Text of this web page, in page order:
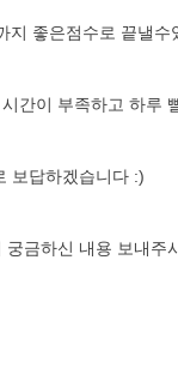
지 좋은점수로 끝낼
간이 부족하고 하루
보답하겠습니다 :)
금하신 내용 보내주